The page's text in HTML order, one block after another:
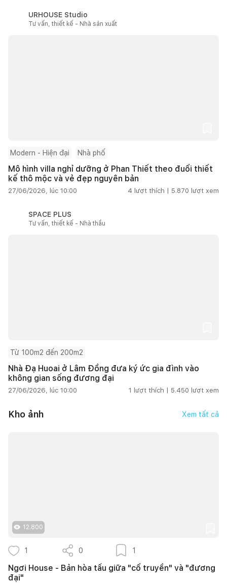
URHOUSE Studio
Tư vấn, thiết kế - Nhà sản xuất
Modern - Hiện đại Nhà phố
Mô hình villa nghỉ dưỡng ở Phan Thiết theo đuổi thiết
kế thô mộc và vẻ đẹp nguyên bản
27/06/2026, lúc 10:00 4 lượt thích | 5.870 lượt xem
SPACE PLUS
Tư vấn, thiết kế - Nhà thầu
Từ 100m2 đến 200m2
Nhà Đạ Huoai ở Lâm Đồng đưa ký ức gia đình vào
không gian sống đương đại
27/06/2026, lúc 10:00 1 lượt thích | 5.450 lượt xem
Kho ảnh Xem tất cả
12.800
1 0 1
Ngơi House - Bản hòa tấu giữa "cổ truyền" và "đương
đại"